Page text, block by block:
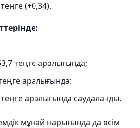
(+0,34).
теңге аралығында;
аралығында;
аралығында саудаланды.
мұнай нарығында да өсім